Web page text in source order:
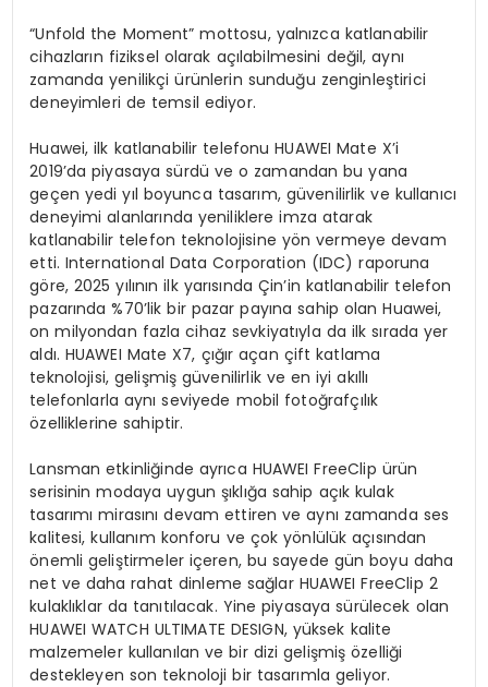
“Unfold the Moment” mottosu, yalnızca katlanabilir
cihazların fiziksel olarak açılabilmesini değil, aynı
zamanda yenilikçi ürünlerin sunduğu zenginleştirici
deneyimleri de temsil ediyor.
Huawei, ilk katlanabilir telefonu HUAWEI Mate X’i
2019’da piyasaya sürdü ve o zamandan bu yana
geçen yedi yıl boyunca tasarım, güvenilirlik ve kullanıcı
deneyimi alanlarında yeniliklere imza atarak
katlanabilir telefon teknolojisine yön vermeye devam
etti. International Data Corporation (IDC) raporuna
göre, 2025 yılının ilk yarısında Çin’in katlanabilir telefon
pazarında %70’lik bir pazar payına sahip olan Huawei,
on milyondan fazla cihaz sevkiyatıyla da ilk sırada yer
aldı. HUAWEI Mate X7, çığır açan çift katlama
teknolojisi, gelişmiş güvenilirlik ve en iyi akıllı
telefonlarla aynı seviyede mobil fotoğrafçılık
özelliklerine sahiptir.
Lansman etkinliğinde ayrıca HUAWEI FreeClip ürün
serisinin modaya uygun şıklığa sahip açık kulak
tasarımı mirasını devam ettiren ve aynı zamanda ses
kalitesi, kullanım konforu ve çok yönlülük açısından
önemli geliştirmeler içeren, bu sayede gün boyu daha
net ve daha rahat dinleme sağlar HUAWEI FreeClip 2
kulaklıklar da tanıtılacak. Yine piyasaya sürülecek olan
HUAWEI WATCH ULTIMATE DESIGN, yüksek kalite
malzemeler kullanılan ve bir dizi gelişmiş özelliği
destekleyen son teknoloji bir tasarımla geliyor.